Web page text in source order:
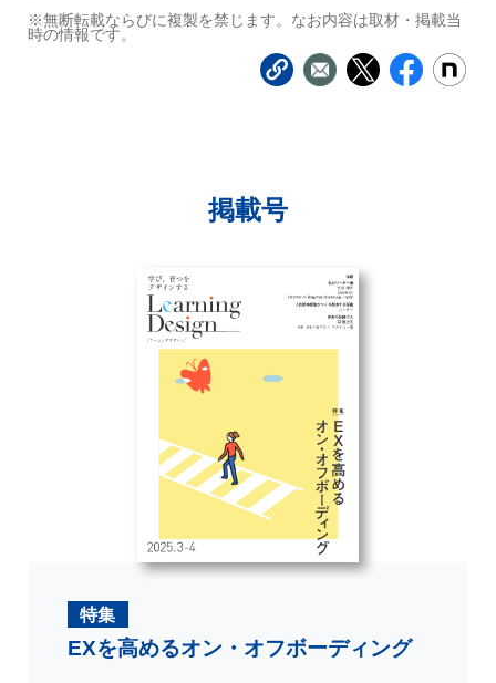
※無断転載ならびに複製を禁じます。なお内容は取材・掲載当
時の情報です。
掲載号
特集
EXを高めるオン・オフボーディング